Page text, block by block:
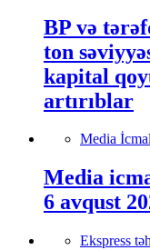
BP və
ton
kapital
artırıblar
Media
Media
6 avqust
Ekspress